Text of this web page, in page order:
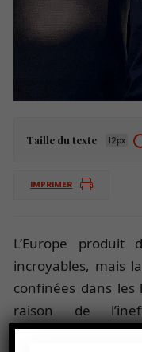
Taille du texte 12px
IMPRIMER
L’Europe produit
incroyables, mais
confinées dans
raison de
traditionnels de